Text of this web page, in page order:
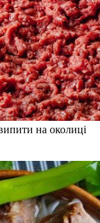
на околиці